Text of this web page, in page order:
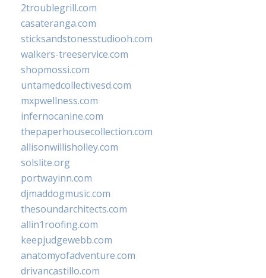
2troublegrill.com
casateranga.com
sticksandstonesstudiooh.com
walkers-treeservice.com
shopmossi.com
untamedcollectivesd.com
mxpwellness.com
infernocanine.com
thepaperhousecollection.com
allisonwillisholley.com
solslite.org
portwayinn.com
djmaddogmusic.com
thesoundarchitects.com
allin1roofing.com
keepjudgewebb.com
anatomyofadventure.com
drivancastillo.com